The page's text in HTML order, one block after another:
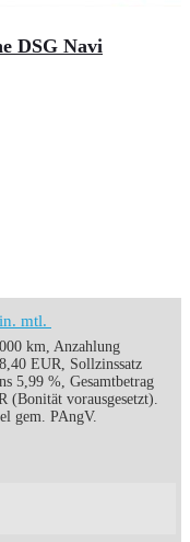
DSG Navi
mtl.
km, Anzahlung
EUR, Sollzinssatz
5,99 %, Gesamtbetrag
(Bonität vorausgesetzt).
gem. PAngV.